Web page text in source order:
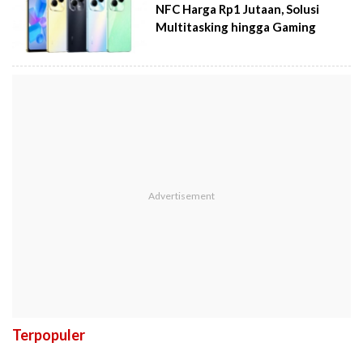
NFC Harga Rp1 Jutaan, Solusi
Multitasking hingga Gaming
Terpopuler